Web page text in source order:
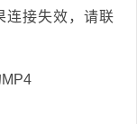
连接失效，请联